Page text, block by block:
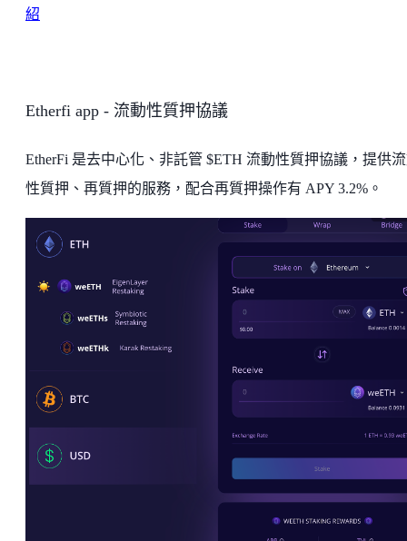
紹
Etherfi app - 流動性質押協議
EtherFi 是去中心化、非託管 $ETH 流動性質押協議，提供
性質押、再質押的服務，配合再質押操作有 APY 3.2%。